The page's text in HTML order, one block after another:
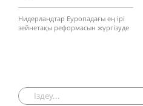
Нидерландтар Еуропадағы ең ірі
зейнетақы реформасын жүргізуде